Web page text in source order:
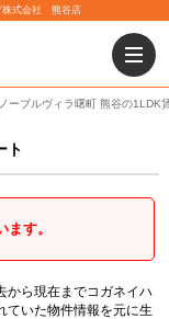
株式会社 熊谷店
ノーブルヴィラ曙町 熊谷の1LDK
ト
す。
から現在までコガネイハ
いた物件情報を元に生